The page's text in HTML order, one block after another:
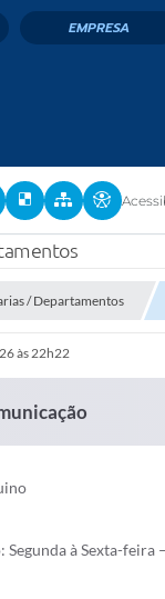
EMPRESA
/ Departamentos
às 22h22
à Sexta-feira